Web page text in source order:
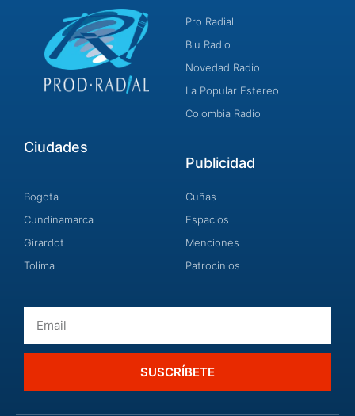
Pro Radial
Blu Radio
Novedad Radio
La Popular Estereo
Colombia Radio
Ciudades
Bogota
Cundinamarca
Girardot
Tolima
Publicidad
Cuñas
Espacios
Menciones
Patrocinios
SUSCRÍBETE